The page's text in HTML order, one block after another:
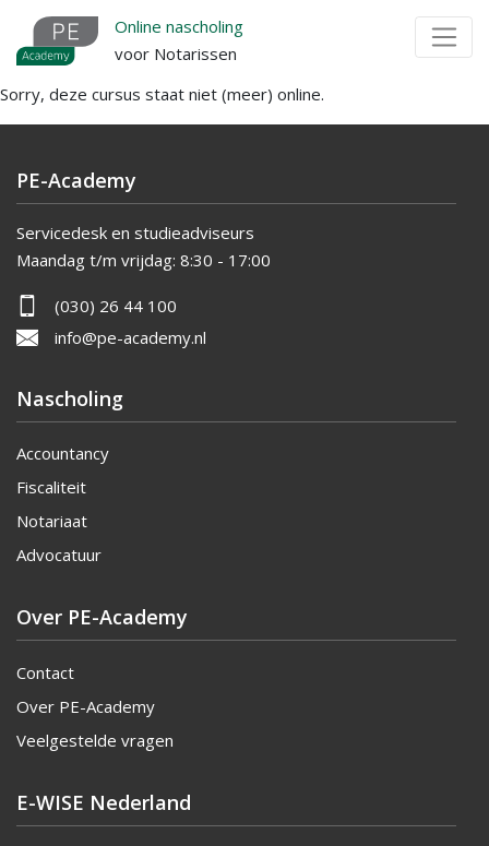
Overslaan
naar
de
inhoud
Online nascholing
voor Notarissen
Sorry, deze cursus staat niet (meer) online.
PE-Academy
Servicedesk en studieadviseurs
Maandag t/m vrijdag: 8:30 - 17:00
(030) 26 44 100
info@pe-academy.nl
Nascholing
Accountancy
Fiscaliteit
Notariaat
Advocatuur
Over PE-Academy
Contact
Over PE-Academy
Veelgestelde vragen
E-WISE Nederland